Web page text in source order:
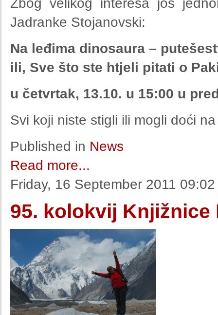
Zbog velikog interesa još
Jadranke Stojanovski:
Na leđima dinosaura –
ili, Sve što ste htjeli pitati o
u četvrtak, 13.10. u 15:00 u
Svi koji niste stigli ili mogli doći
Published in News
Read more...
Friday, 16 September 2011 09:02
95. kolokvij